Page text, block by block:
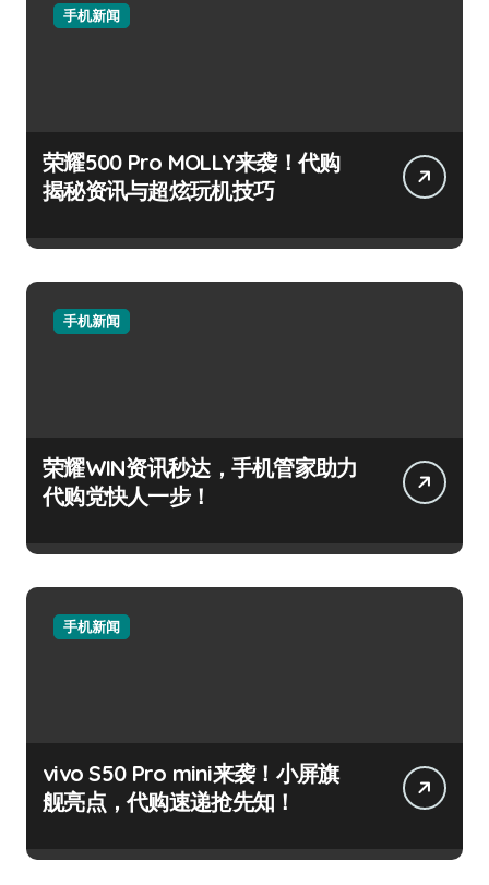
手机新闻
荣耀500 Pro MOLLY来袭！代购
揭秘资讯与超炫玩机技巧
手机新闻
荣耀WIN资讯秒达，手机管家助力
代购党快人一步！
手机新闻
vivo S50 Pro mini来袭！小屏旗
舰亮点，代购速递抢先知！